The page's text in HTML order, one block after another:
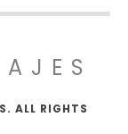
ALL RIGHTS